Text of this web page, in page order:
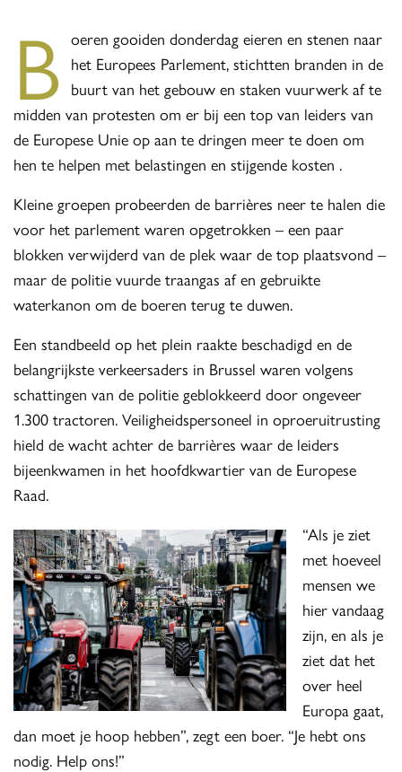
B oeren gooiden donderdag eieren en stenen naar
het Europees Parlement, stichtten branden in de
buurt van het gebouw en staken vuurwerk af te
midden van protesten om er bij een top van leiders van
de Europese Unie op aan te dringen meer te doen om
hen te helpen met belastingen en stijgende kosten .
Kleine groepen probeerden de barrières neer te halen die
voor het parlement waren opgetrokken – een paar
blokken verwijderd van de plek waar de top plaatsvond –
maar de politie vuurde traangas af en gebruikte
waterkanon om de boeren terug te duwen.
Een standbeeld op het plein raakte beschadigd en de
belangrijkste verkeersaders in Brussel waren volgens
schattingen van de politie geblokkeerd door ongeveer
1.300 tractoren. Veiligheidspersoneel in oproeruitrusting
hield de wacht achter de barrières waar de leiders
bijeenkwamen in het hoofdkwartier van de Europese
Raad.
“Als je ziet
met hoeveel
mensen we
hier vandaag
zijn, en als je
ziet dat het
over heel
Europa gaat,
dan moet je hoop hebben”, zegt een boer. “Je hebt ons
nodig. Help ons!”